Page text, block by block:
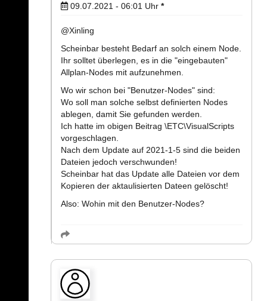
09.07.2021 - 06:01 Uhr *
@Xinling
Scheinbar besteht Bedarf an solch einem Node.
Ihr solltet überlegen, es in die "eingebauten"
Allplan-Nodes mit aufzunehmen.
Wo wir schon bei "Benutzer-Nodes" sind:
Wo soll man solche selbst definierten Nodes
ablegen, damit Sie gefunden werden.
Ich hatte im obigen Beitrag \ETC\VisualScripts
vorgeschlagen.
Nach dem Update auf 2021-1-5 sind die beiden
Dateien jedoch verschwunden!
Scheinbar hat das Update alle Dateien vor dem
Kopieren der aktaulisierten Dateen gelöscht!
Also: Wohin mit den Benutzer-Nodes?